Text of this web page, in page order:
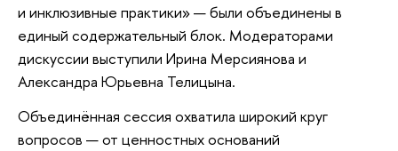
и инклюзивные практики» — были объединены в
единый содержательный блок. Модераторами
дискуссии выступили Ирина Мерсиянова и
Александра Юрьевна Телицына.
Объединённая сессия охватила широкий круг
вопросов — от ценностных оснований